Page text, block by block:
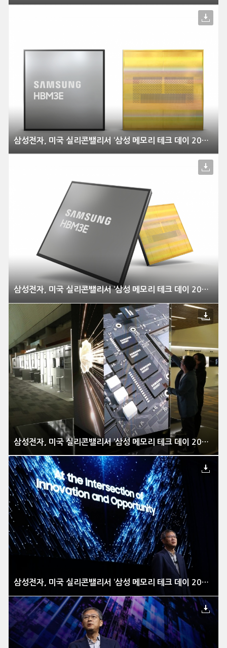
삼성전자, 미국 실리콘밸리서 ‘삼성 메모리 테크 데이 2023’ 개최
삼성전자, 미국 실리콘밸리서 ‘삼성 메모리 테크 데이 2023’ 개최
삼성전자, 미국 실리콘밸리서 ‘삼성 메모리 테크 데이 2023’ 개최
삼성전자, 미국 실리콘밸리서 ‘삼성 메모리 테크 데이 2023’ 개최